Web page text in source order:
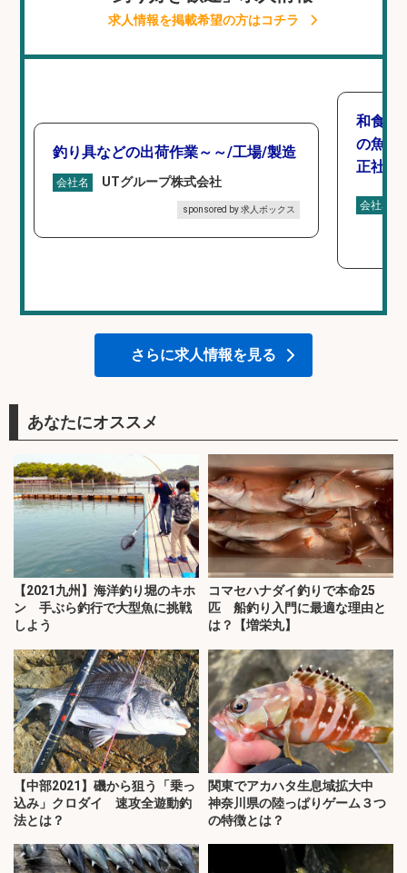
求人情報を掲載希望の方はコチラ
釣り具などの出荷作業～～/工場/製造
会社名 UTグループ株式会社
sponsored by 求人ボックス
和食,
の魚と
正社員
会社名
さらに求人情報を見る
あなたにオススメ
【2021九州】海洋釣り堀のキホ
ン 手ぶら釣行で大型魚に挑戦
しよう
コマセハナダイ釣りで本命25
匹 船釣り入門に最適な理由と
は？【増栄丸】
【中部2021】磯から狙う「乗っ
込み」クロダイ 速攻全遊動釣
法とは？
関東でアカハタ生息域拡大中
神奈川県の陸っぱりゲーム３つ
の特徴とは？